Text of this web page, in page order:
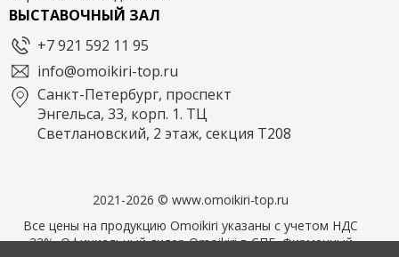
ВЫСТАВОЧНЫЙ ЗАЛ
+7 921 592 11 95
info@omoikiri-top.ru
Санкт-Петербург, проспект
Энгельса, 33, корп. 1. ТЦ
Светлановский, 2 этаж, секция Т208
2021-2026 © www.omoikiri-top.ru
Все цены на продукцию Omoikiri указаны с учетом НДС
22%. Официальный дилер Omoikiri в СПБ. Фирменный